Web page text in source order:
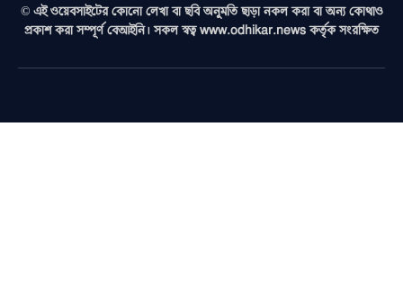
© এই ওয়েবসাইটের কোনো লেখা বা ছবি অনুমতি ছাড়া নকল করা বা অন্য কোথাও
প্রকাশ করা সম্পূর্ণ বেআইনি। সকল স্বত্ব www.odhikar.news কর্তৃক সংরক্ষিত